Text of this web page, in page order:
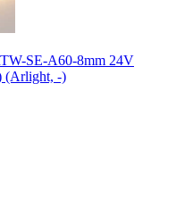
SE-A60-8mm 24V
(Arlight, -)